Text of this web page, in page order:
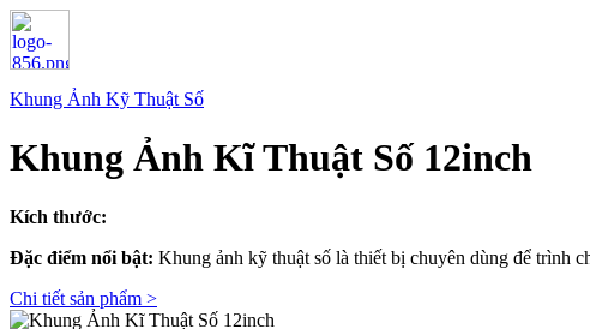
Khung Ảnh Kỹ Thuật Số
Khung Ảnh Kĩ Thuật Số 12inch
Kích thước:
Đặc điểm nổi bật: Khung ảnh kỹ thuật số là thiết bị chuyên dùng để trình
Chi tiết sản phẩm >